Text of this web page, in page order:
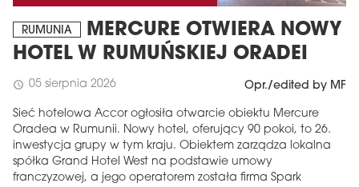
RUMUNIA
MERCURE OTWIERA NOWY
HOTEL W RUMUŃSKIEJ ORADEI
schedule 05 sierpnia 2026 Opr./edited by MF
Sieć hotelowa Accor ogłosiła otwarcie obiektu Mercure
Oradea w Rumunii. Nowy hotel, oferujący 90 pokoi, to 26.
inwestycja grupy w tym kraju. Obiektem zarządza lokalna
spółka Grand Hotel West na podstawie umowy
franczyzowej, a jego operatorem została firma Spark